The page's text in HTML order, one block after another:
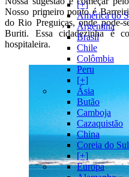
[+]
América do
Argentina
Brasil
Chile
Colômbia
Peru
[+]
Ásia
Butão
Camboja
Cazaquistão
China
Coreia do Sul
[+]
Europa
Nosso primeiro ponto é
do Rio Preguiças, onde pode-
Buriti. Essa cidadezinha é
hospitaleira.